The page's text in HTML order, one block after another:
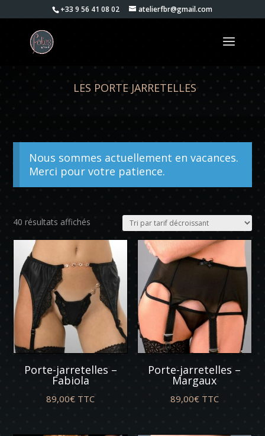
+33 9 56 41 08 02 atelierfbr@gmail.com
LES PORTE JARRETELLES
Nous sommes actuellement en vacances.
Merci pour votre patience.
40 résultats affichés
décroissant
Porte-jarretelles –
Fabiola
89,00€ TTC
Porte-jarretelles –
Margaux
89,00€ TTC